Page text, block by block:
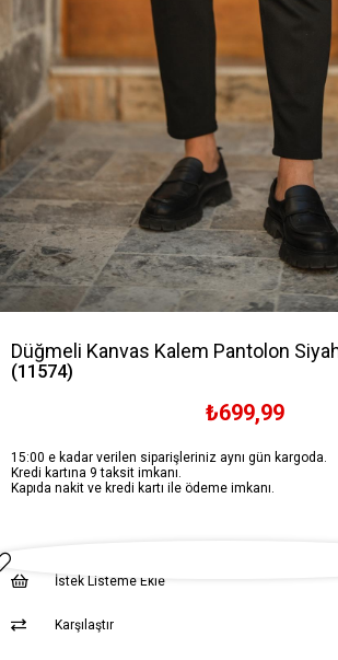
Düğmeli Kanvas Kalem Pantolon
(11574)
₺699,99
15:00 e kadar verilen siparişleriniz aynı gün kargoda.
Kredi kartına 9 taksit imkanı.
Kapıda nakit ve kredi kartı ile ödeme imkanı.
İstek Listeme Ekle
Karşılaştır